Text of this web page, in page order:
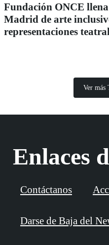
Fundación ONCE
Madrid de arte
representaciones
Ver más
Enlaces
Contáctanos
Darse de Baja del